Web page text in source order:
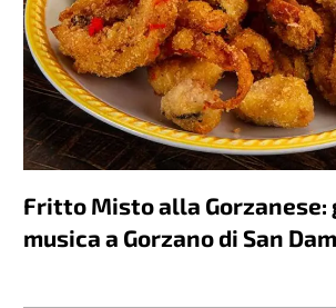
Fritto Misto alla Gorzanese:
musica a Gorzano di San